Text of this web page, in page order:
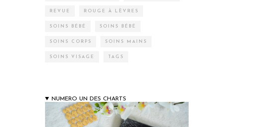
REVUE ROUGE À LÈVRES
SOINS BÉBÉ SOINS BÉBÉ
SOINS CORPS SOINS MAINS
SOINS VISAGE TAGS
NUMERO UN DES CHARTS